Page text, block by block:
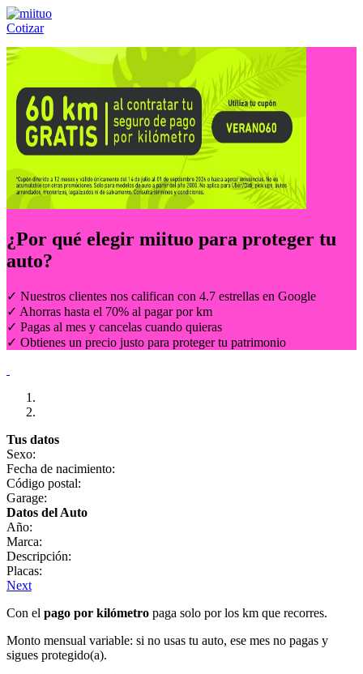
Cotizar
Llámanos al:(55) 84-21-05-00 ó
¿Por qué elegir miituo para proteger tu
auto?
✓ Nuestros clientes nos califican con 4.7 estrellas en Google
✓ Ahorras hasta el 70% al pagar por km
✓ Pagas al mes y cancelas cuando quieras
✓ Obtienes un precio justo para proteger tu patrimonio
Tus datos
Sexo:
Fecha de nacimiento:
Código postal:
Garage:
Datos del Auto
Año:
Marca:
Descripción:
Placas:
Next
Con el pago por kilómetro paga solo por los km que recorres.
Monto mensual variable: si no usas tu auto, ese mes no pagas y
sigues protegido(a).